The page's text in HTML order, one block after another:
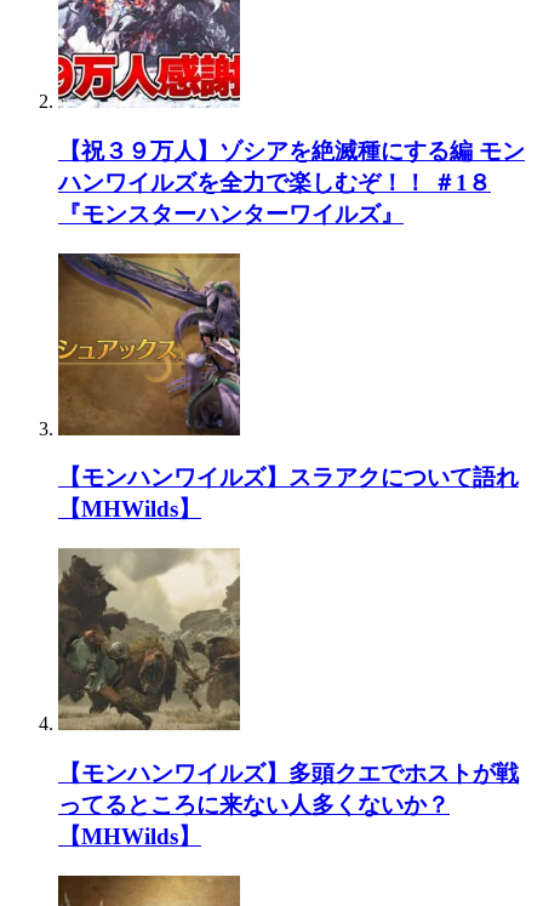
【祝３９万人】ゾシアを絶滅種にする編 モン
ハンワイルズを全力で楽しむぞ！！ ＃1８
『モンスターハンターワイルズ』
【モンハンワイルズ】スラアクについて語れ
【MHWilds】
【モンハンワイルズ】多頭クエでホストが戦
ってるところに来ない人多くないか？
【MHWilds】